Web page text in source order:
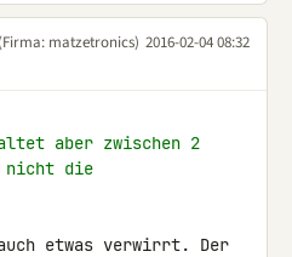
(Firma: matzetronics) 2016-02-04 08:32
aber zwischen 2
nicht die
etwas verwirrt. Der